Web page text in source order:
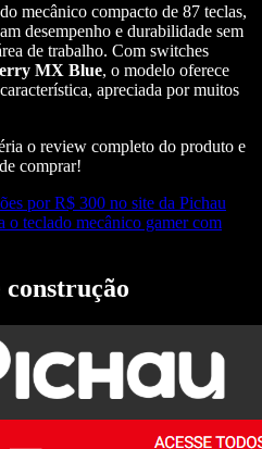
mecânico compacto de 87 teclas,
desempenho e durabilidade sem
de trabalho. Com switches
MX Blue, o modelo oferece
apreciada por muitos
o review completo do produto e
comprar!
por R$ 300 no site da Pichau
o teclado mecânico gamer com
construção